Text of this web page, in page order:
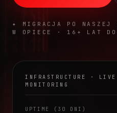
✦ MIGRACJA PO
W OPIECE · 16+ LAT
INFRASTRUCTURE · LIVE
MONITORING
UPTIME (30 DNI)